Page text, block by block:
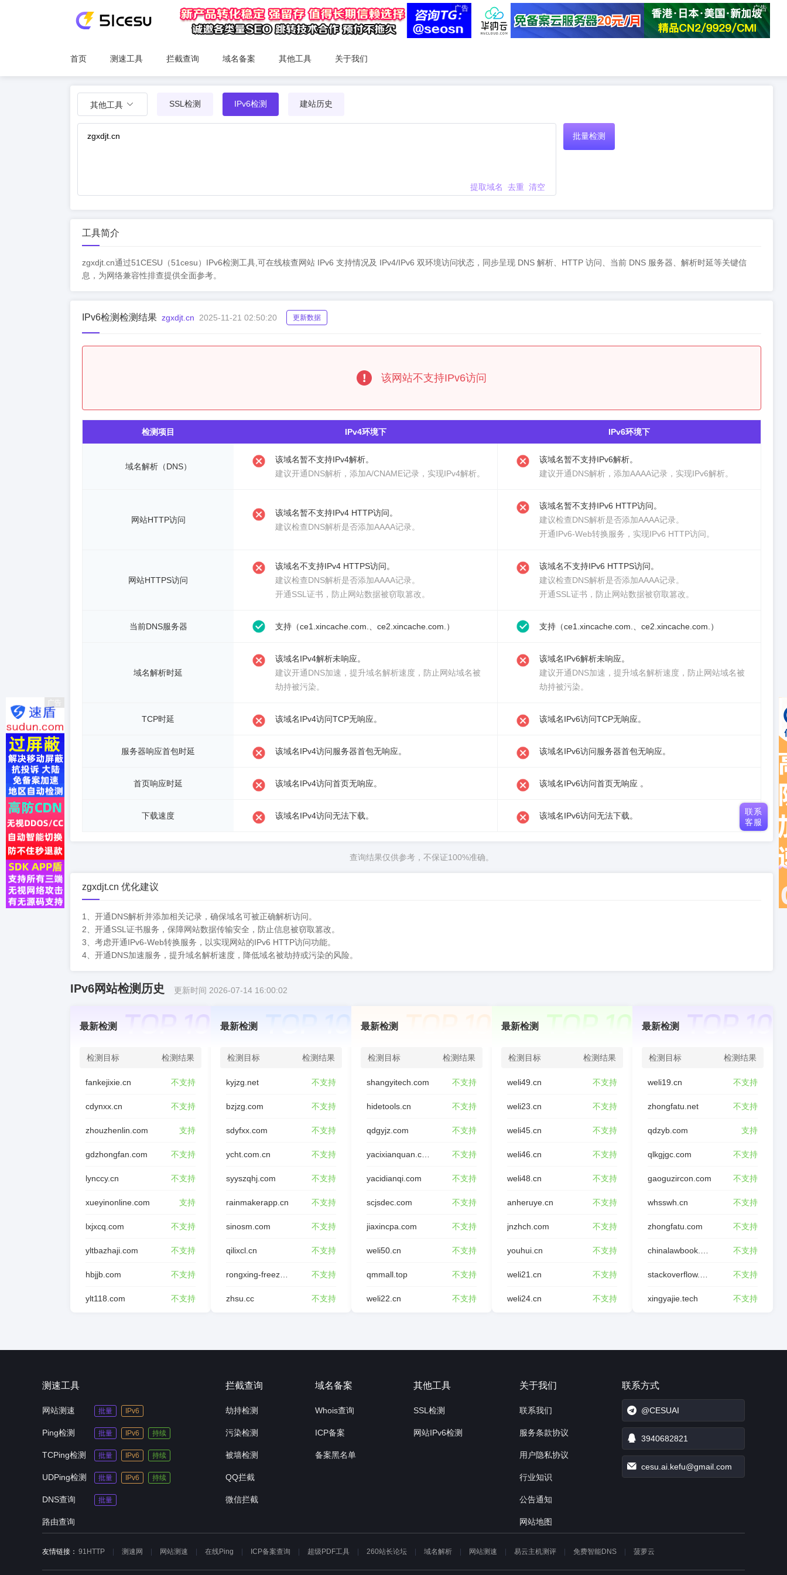
广告 广告
首页 测速工具 拦截查询 域名备案 其他工具 关于我们
其他工具 SSL检测 IPv6检测 建站历史
提取域名 去重 清空
批量检测
工具简介
zgxdjt.cn通过51CESU（51cesu）IPv6检测工具,可在线核查网站 IPv6 支持情况及 IPv4/IPv6 双环境访问状态，同步呈现 DNS 解析、HTTP 访问、当前 DNS 服务器、解析时延等关键信
息，为网络兼容性排查提供全面参考。
IPv6检测检测结果 zgxdjt.cn 2025-11-21 02:50:20 更新数据
该网站不支持IPv6访问
检测项目 IPv4环境下 IPv6环境下
域名解析（DNS）
该域名暂不支持IPv4解析。
建议开通DNS解析 ，添加A/CNAME记录，实现IPv4解析。
该域名暂不支持IPv6解析。
建议开通DNS解析 ，添加AAAA记录，实现IPv6解析。
网站HTTP访问
该域名暂不支持IPv4 HTTP访问。
建议检查DNS解析是否添加AAAA记录。
该域名暂不支持IPv6 HTTP访问。
建议检查DNS解析是否添加AAAA记录。
开通IPv6-Web转换服务 ，实现IPv6 HTTP访问。
网站HTTPS访问
该域名不支持IPv4 HTTPS访问。
建议检查DNS解析是否添加AAAA记录。
开通SSL证书 ，防止网站数据被窃取篡改。
该域名不支持IPv6 HTTPS访问。
建议检查DNS解析是否添加AAAA记录。
开通SSL证书 ，防止网站数据被窃取篡改。
当前DNS服务器 支持（ce1.xincache.com.、ce2.xincache.com.） 支持（ce1.xincache.com.、ce2.xincache.com.）
域名解析时延
该域名IPv4解析未响应。
建议开通DNS加速 ，提升域名解析速度，防止网站域名被
劫持被污染。
该域名IPv6解析未响应。
建议开通DNS加速 ，提升域名解析速度，防止网站域名被
劫持被污染。
TCP时延 该域名IPv4访问TCP无响应。 该域名IPv6访问TCP无响应。
服务器响应首包时延 该域名IPv4访问服务器首包无响应。 该域名IPv6访问服务器首包无响应。
首页响应时延 该域名IPv4访问首页无响应。 该域名IPv6访问首页无响应 。
下载速度 该域名IPv4访问无法下载。 该域名IPv6访问无法下载。
查询结果仅供参考，不保证100%准确。
zgxdjt.cn 优化建议
1、开通DNS解析并添加相关记录，确保域名可被正确解析访问。
2、开通SSL证书服务，保障网站数据传输安全，防止信息被窃取篡改。
3、考虑开通IPv6-Web转换服务，以实现网站的IPv6 HTTP访问功能。
4、开通DNS加速服务，提升域名解析速度，降低域名被劫持或污染的风险。
IPv6网站检测历史 更新时间 2026-07-14 16:00:02
最新检测
检测目标 检测结果
fankejixie.cn 不支持
cdynxx.cn 不支持
zhouzhenlin.com 支持
gdzhongfan.com 不支持
lynccy.cn 不支持
xueyinonline.com 支持
lxjxcq.com 不支持
yltbazhaji.com 不支持
hbjjb.com 不支持
ylt118.com 不支持
最新检测
检测目标 检测结果
kyjzg.net 不支持
bzjzg.com 不支持
sdyfxx.com 不支持
ycht.com.cn 不支持
syyszqhj.com 不支持
rainmakerapp.cn 不支持
sinosm.com 不支持
qilixcl.cn 不支持
不支持
zhsu.cc 不支持
最新检测
检测目标 检测结果
shangyitech.com 不支持
hidetools.cn 不支持
qdgyjz.com 不支持
不支持
yacidianqi.com 不支持
scjsdec.com 不支持
jiaxincpa.com 不支持
weli50.cn 不支持
qmmall.top 不支持
weli22.cn 不支持
最新检测
检测目标 检测结果
weli49.cn 不支持
weli23.cn 不支持
weli45.cn 不支持
weli46.cn 不支持
weli48.cn 不支持
anheruye.cn 不支持
jnzhch.com 不支持
youhui.cn 不支持
weli21.cn 不支持
weli24.cn 不支持
最新检测
检测目标 检测结果
weli19.cn 不支持
zhongfatu.net 不支持
qdzyb.com 支持
qlkgjgc.com 不支持
gaoguzircon.com 不支持
whsswh.cn 不支持
zhongfatu.com 不支持
不支持
不支持
xingyajie.tech 不支持
广告
测速工具
网站测速 批量 IPv6
Ping检测 批量 IPv6 持续
TCPing检测 批量 IPv6 持续
UDPing检测 批量 IPv6 持续
DNS查询 批量
路由查询
拦截查询
劫持检测
污染检测
被墙检测
QQ拦截
微信拦截
域名备案
Whois查询
ICP备案
备案黑名单
其他工具
SSL检测
网站IPv6检测
关于我们
联系我们
服务条款协议
用户隐私协议
行业知识
公告通知
网站地图
联系方式
@CESUAI
3940682821
cesu.ai.kefu@gmail.com
友情链接： 91HTTP 测速网 网站测速 在线Ping ICP备案查询 超级PDF工具 260站长论坛 域名解析 网站测速 易云主机测评 免费智能DNS 菠萝云
联系
客服